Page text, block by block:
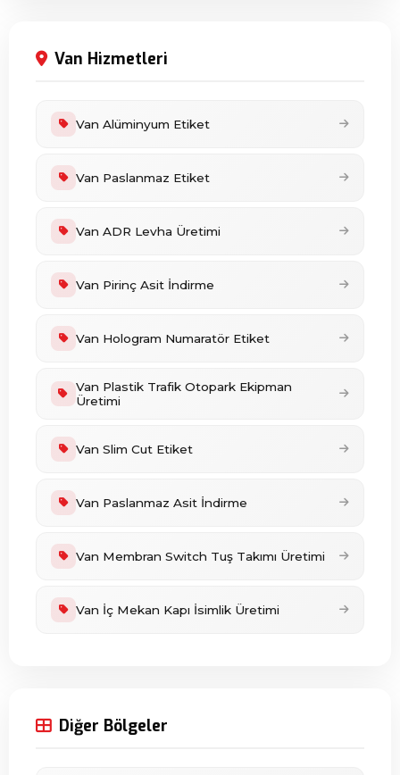
Van Hizmetleri
Van Alüminyum Etiket
Van Paslanmaz Etiket
Van ADR Levha Üretimi
Van Pirinç Asit İndirme
Van Hologram Numaratör Etiket
Van Plastik Trafik Otopark Ekipman
Üretimi
Van Slim Cut Etiket
Van Paslanmaz Asit İndirme
Van Membran Switch Tuş Takımı Üretimi
Van İç Mekan Kapı İsimlik Üretimi
Diğer Bölgeler